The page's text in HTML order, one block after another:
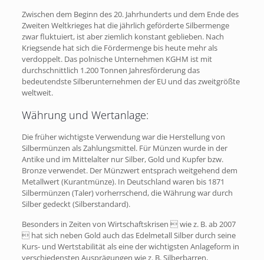
Zwischen dem Beginn des 20. Jahrhunderts und dem Ende des
Zweiten Weltkrieges hat die jährlich geförderte Silbermenge
zwar fluktuiert, ist aber ziemlich konstant geblieben. Nach
Kriegsende hat sich die Fördermenge bis heute mehr als
verdoppelt. Das polnische Unternehmen KGHM ist mit
durchschnittlich 1.200 Tonnen Jahresförderung das
bedeutendste Silberunternehmen der EU und das zweitgrößte
weltweit.
Währung und Wertanlage:
Die früher wichtigste Verwendung war die Herstellung von
Silbermünzen als Zahlungsmittel. Für Münzen wurde in der
Antike und im Mittelalter nur Silber, Gold und Kupfer bzw.
Bronze verwendet. Der Münzwert entsprach weitgehend dem
Metallwert (Kurantmünze). In Deutschland waren bis 1871
Silbermünzen (Taler) vorherrschend, die Währung war durch
Silber gedeckt (Silberstandard).
Besonders in Zeiten von Wirtschaftskrisen  wie z. B. ab 2007
 hat sich neben Gold auch das Edelmetall Silber durch seine
Kurs- und Wertstabilität als eine der wichtigsten Anlageform in
verschiedensten Ausprägungen wie z. B. Silberbarren,